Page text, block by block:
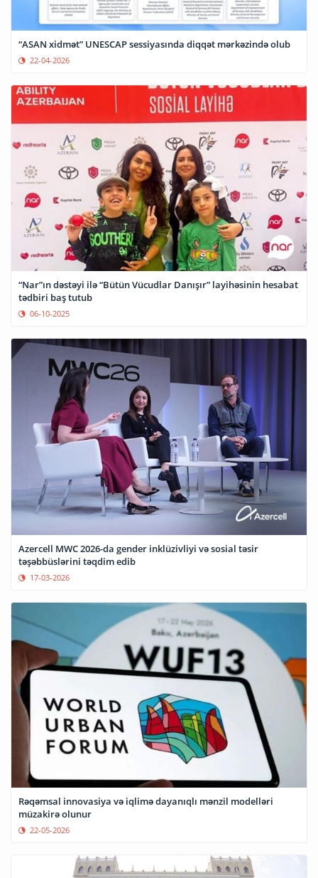
“ASAN xidmət” UNESCAP sessiyasında diqqət mərkəzində olub
22-04-2026
“Nar”ın dəstəyi ilə “Bütün Vücudlar Danışır” layihəsinin hesabat
tədbiri baş tutub
06-10-2025
Azercell MWC 2026-da gender inklüzivliyi və sosial təsir
təşəbbüslərini təqdim edib
17-03-2026
Rəqəmsal innovasiya və iqlimə dayanıqlı mənzil modelləri
müzakirə olunur
22-05-2026